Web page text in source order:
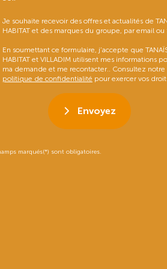
Je souhaite recevoir des offres et actualités de
HABITAT et des marques du groupe, par email ou
En soumettant ce formulaire, j’accepte que
HABITAT et VILLADIM utilisent mes informations
ma demande et me recontacter.. Consultez notre
politique de confidentialité pour exercer vos
Envoyez
marqués(*) sont obligatoires.